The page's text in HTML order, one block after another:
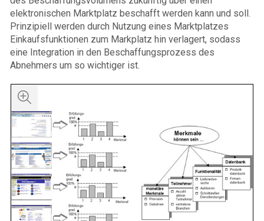
elektronischen Marktplatz beschafft werden kann und soll.
Prinzipiell werden durch Nutzung eines Marktplatzes
Einkaufsfunktionen zum Markplatz hin verlagert, sodass
eine Integration in den Beschaffungsprozess des
Abnehmers um so wichtiger ist.